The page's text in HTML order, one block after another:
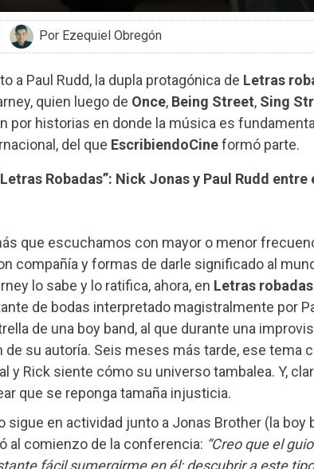
Por Ezequiel Obregón
a Paul Rudd, la dupla protagónica de Letras
quien luego de Once, Being Street, Sing
por historias en donde la música es
del que EscribiendoCineformó parte.
Robadas”: Nick Jonas y Paul Rudd entre
que escuchamos con mayor o menor
compañía y formas de darle significado al
lo sabe y lo ratifica, ahora, en Letras robadas
de bodas interpretado magistralmente por
de una boy band, al que durante una
de su autoría. Seis meses más tarde, ese tema
y Rick siente cómo su universo tambalea. Y,
que se reponga tamaña injusticia.
sigue en actividad junto a Jonas Brother (la boy
al comienzo de la conferencia: “Creo que el